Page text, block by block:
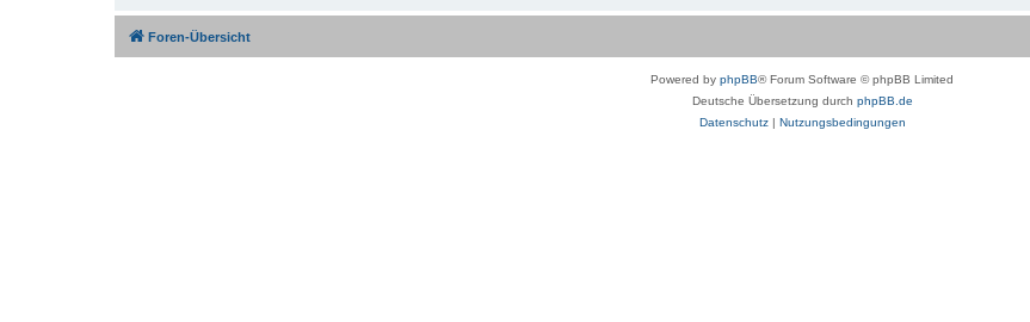
Foren-Übersicht
Powered by phpBB® Forum Software © phpBB Limited
Deutsche Übersetzung durch phpBB.de
Datenschutz| Nutzungsbedingungen